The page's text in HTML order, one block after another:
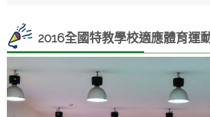
2016全國特教學校適應體育運